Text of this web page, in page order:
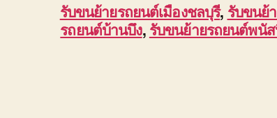
รับขนย้ายรถยนต์เมืองชลบุรี, รับขนย้
รถยนต์บ้านบึง, รับขนย้ายรถยนต์พนั